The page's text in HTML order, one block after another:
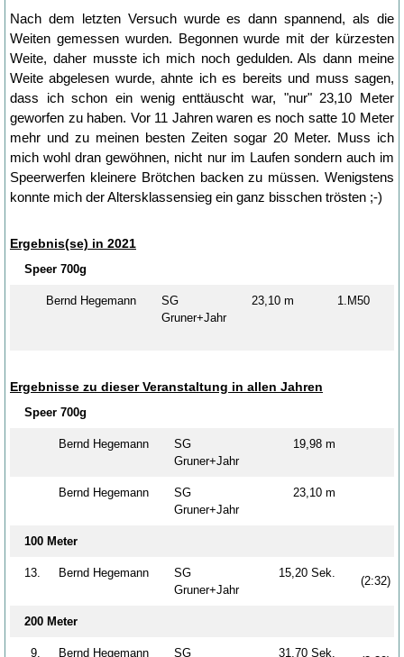
Nach dem letzten Versuch wurde es dann spannend, als die
Weiten gemessen wurden. Begonnen wurde mit der kürzesten
Weite, daher musste ich mich noch gedulden. Als dann meine
Weite abgelesen wurde, ahnte ich es bereits und muss sagen,
dass ich schon ein wenig enttäuscht war, "nur" 23,10 Meter
geworfen zu haben. Vor 11 Jahren waren es noch satte 10 Meter
mehr und zu meinen besten Zeiten sogar 20 Meter. Muss ich
mich wohl dran gewöhnen, nicht nur im Laufen sondern auch im
Speerwerfen kleinere Brötchen backen zu müssen. Wenigstens
konnte mich der Altersklassensieg ein ganz bisschen trösten ;-)
Ergebnis(se) in 2021
Speer 700g
Bernd Hegemann
SG
Gruner+Jahr
23,10 m 1.M50
Ergebnisse zu dieser Veranstaltung in allen Jahren
Speer 700g
Bernd Hegemann
SG
Gruner+Jahr
19,98 m
Bernd Hegemann
SG
Gruner+Jahr
23,10 m
100 Meter
13. Bernd Hegemann
SG
Gruner+Jahr
15,20 Sek.
(2:32)
200 Meter
9. Bernd Hegemann SG 31,70 Sek.